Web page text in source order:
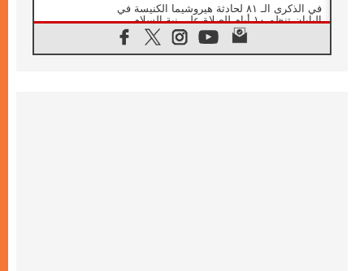
في الذكرى الـ ٨١ لحادثة هيروشيما الكنيسة في
اليابان تنظم ١٠ أيام للصلاة على نية السلام
الكنيسة في الأوروغواي: زيارة البابا ستعزز